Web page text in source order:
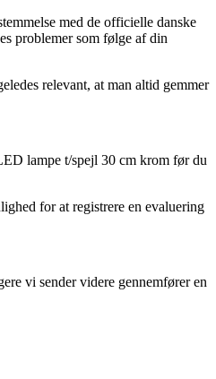
med de officielle danske
problemer som følge af din
relevant, at man altid gemmer
lampe t/spejl 30 cm krom før du
for at registrere en evaluering
vi sender videre gennemfører en